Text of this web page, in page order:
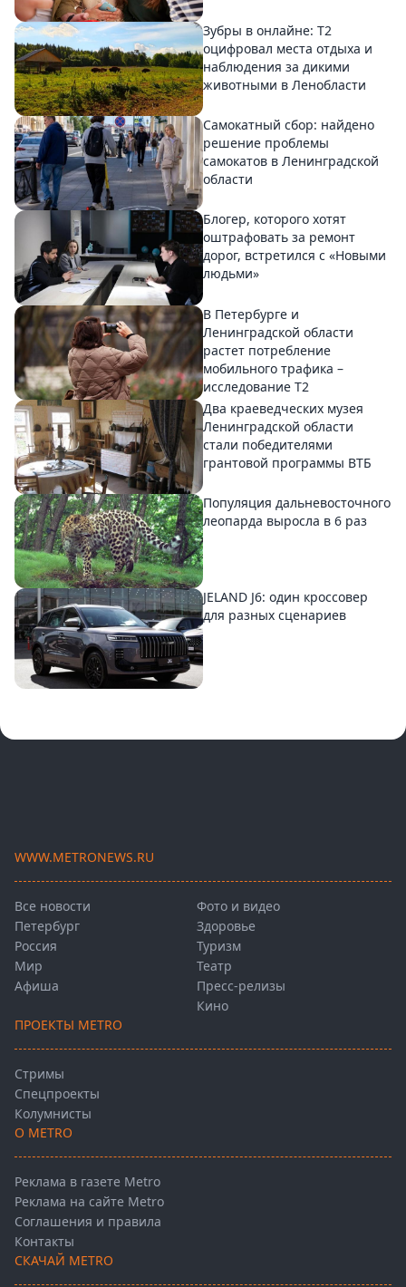
Зубры в онлайне: Т2
оцифровал места отдыха и
наблюдения за дикими
животными в Ленобласти
Самокатный сбор: найдено
решение проблемы
самокатов в Ленинградской
области
Блогер, которого хотят
оштрафовать за ремонт
дорог, встретился с «Новыми
людьми»
В Петербурге и
Ленинградской области
растет потребление
мобильного трафика –
исследование T2
Два краеведческих музея
Ленинградской области
стали победителями
грантовой программы ВТБ
Популяция дальневосточного
леопарда выросла в 6 раз
JELAND J6: один кроссовер
для разных сценариев
WWW.METRONEWS.RU
Все новости
Петербург
Россия
Мир
Афиша
Фото и видео
Здоровье
Туризм
Театр
Пресс-релизы
Кино
ПРОЕКТЫ METRO
Стримы
Спецпроекты
Колумнисты
О METRO
Реклама в газете Metro
Реклама на сайте Metro
Соглашения и правила
Контакты
СКАЧАЙ METRO